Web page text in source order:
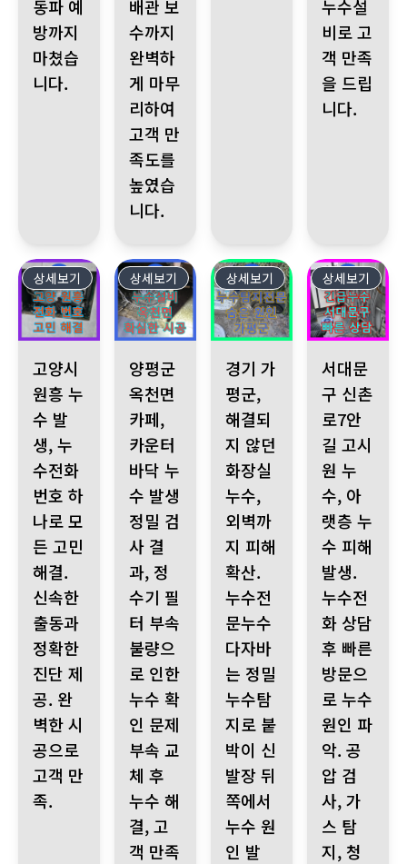
동파 예
방까지
마쳤습
니다.
배관 보
수까지
완벽하
게 마무
리하여
고객 만
족도를
높였습
니다.
누수설
비로 고
객 만족
을 드립
니다.
569
상세보기
고양시
원흥 누
수 발
생, 누
수전화
번호 하
나로 모
든 고민
해결.
신속한
출동과
정확한
진단 제
공. 완
벽한 시
공으로
고객 만
족.
568
상세보기
양평군
옥천면
카페,
카운터
바닥 누
수 발생
정밀 검
사 결
과, 정
수기 필
터 부속
불량으
로 인한
누수 확
인 문제
부속 교
체 후
누수 해
결, 고
객 만족
567
상세보기
경기 가
평군,
해결되
지 않던
화장실
누수,
외벽까
지 피해
확산.
누수전
문누수
다자바
는 정밀
누수탐
지로 붙
박이 신
발장 뒤
쪽에서
누수 원
인 발
566
상세보기
서대문
구 신촌
로7안
길 고시
원 누
수, 아
랫층 누
수 피해
발생.
누수전
화 상담
후 빠른
방문으
로 누수
원인 파
악. 공
압 검
사, 가
스 탐
지, 청